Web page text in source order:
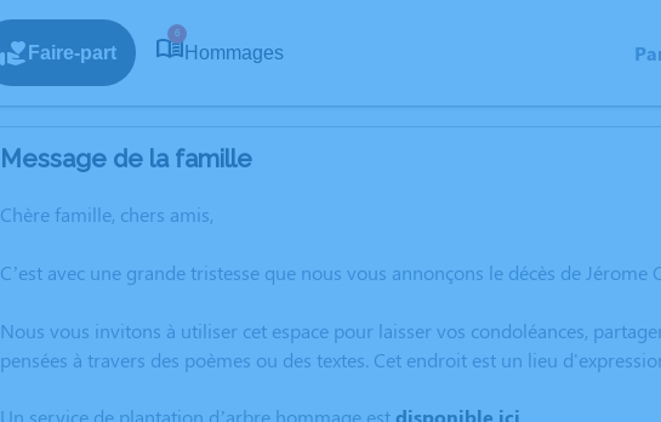
Faire-part
6
Hommages
Message de la famille
Chère famille, chers amis,
C’est avec une grande tristesse que nous vous annonçons le décès de
Nous vous invitons à utiliser cet espace pour laisser vos condoléances,
pensées à travers des poèmes ou des textes. Cet endroit est un lieu
Un service de plantation d’arbre hommage est disponible ici.